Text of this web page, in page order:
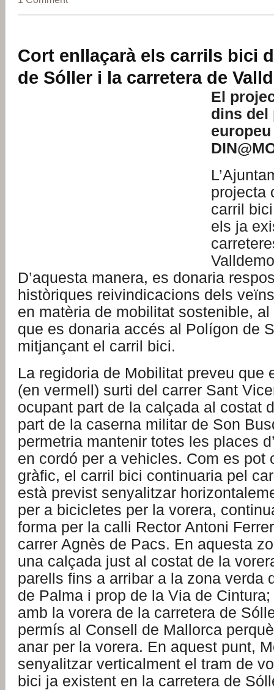
Cort enllaçarà els carrils bici
de Sóller i la carretera de
El
dins del
europeu
projecta
carril
els ja
D’aquesta manera, es donaria
històriques reivindicacions dels
en matèria de mobilitat sostenible,
que es donaria accés al Polígon de
mitjançant el carril bici.
La regidoria de Mobilitat preveu que
(en vermell) surti del carrer Sant
ocupant part de la calçada al costat
part de la caserna militar de Son
permetria mantenir totes les places
en cordó per a vehicles. Com es pot
gràfic, el carril bici continuaria pel
està previst senyalitzar
per a bicicletes per la vorera,
forma per la calli Rector Antoni
carrer Agnès de Pacs. En aquesta
una calçada just al costat de la
parells fins a arribar a la zona verda
de Palma i prop de la Via de
amb la vorera de la carretera de
permís al Consell de Mallorca
anar per la vorera. En aquest punt,
senyalitzar verticalment el tram de
bici ja existent en la carretera de